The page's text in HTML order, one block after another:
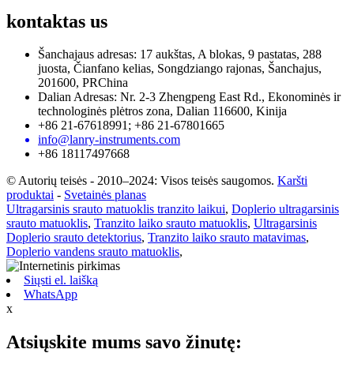
kontaktas us
Šanchajaus adresas: 17 aukštas, A blokas, 9 pastatas, 288
juosta, Čianfano kelias, Songdziango rajonas, Šanchajus,
201600, PRChina
Dalian Adresas: Nr. 2-3 Zhengpeng East Rd., Ekonominės ir
technologinės plėtros zona, Dalian 116600, Kinija
+86 21-67618991; +86 21-67801665
info@lanry-instruments.com
+86 18117497668
© Autorių teisės - 2010–2024: Visos teisės saugomos. Karšti
produktai - Svetainės planas
Ultragarsinis srauto matuoklis tranzito laikui, Doplerio ultragarsinis
srauto matuoklis, Tranzito laiko srauto matuoklis, Ultragarsinis
Doplerio srauto detektorius, Tranzito laiko srauto matavimas,
Doplerio vandens srauto matuoklis,
Siųsti el. laišką
WhatsApp
x
Atsiųskite mums savo žinutę: